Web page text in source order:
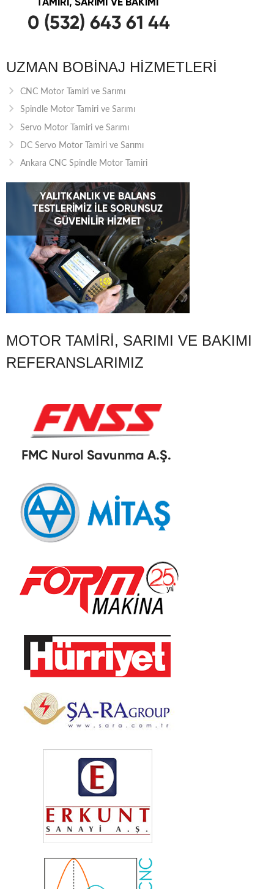
UZMAN BOBINAJ HIZMETLERI
CNC Motor Tamiri ve Sarımı
Spindle Motor Tamiri ve Sarımı
Servo Motor Tamiri ve Sarımı
DC Servo Motor Tamiri ve Sarımı
Ankara CNC Spindle Motor Tamiri
MOTOR TAMIRI, SARIMI VE BAKIMI
REFERANSLARIMIZ